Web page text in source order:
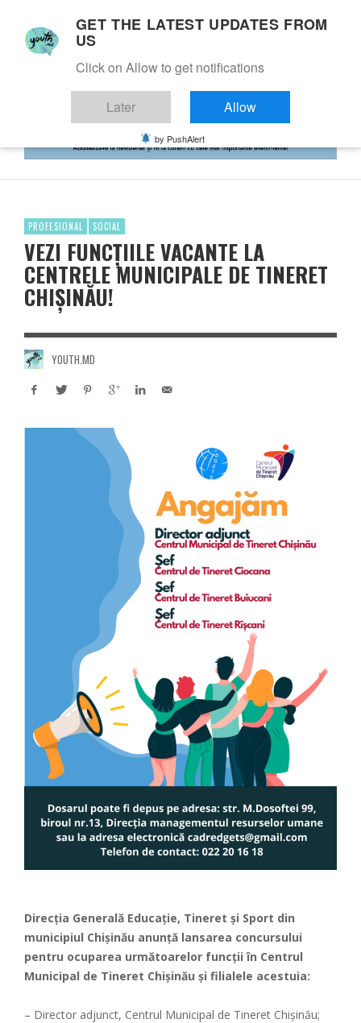
PROFESIONAL SOCIAL
VEZI FUNCȚIILE VACANTE LA
CENTRELE MUNICIPALE DE TINERET
CHIȘINĂU!
YOUTH.MD
Direcţia Generală Educaţie, Tineret şi Sport din
municipiul Chişinău anunță lansarea concursului
pentru ocuparea următoarelor funcții în Centrul
Municipal de Tineret Chișinău și filialele acestuia:
– Director adjunct, Centrul Municipal de Tineret Chișinău;
GET THE LATEST UPDATES FROM
US
Click on Allow to get notifications
Later Allow
by PushAlert